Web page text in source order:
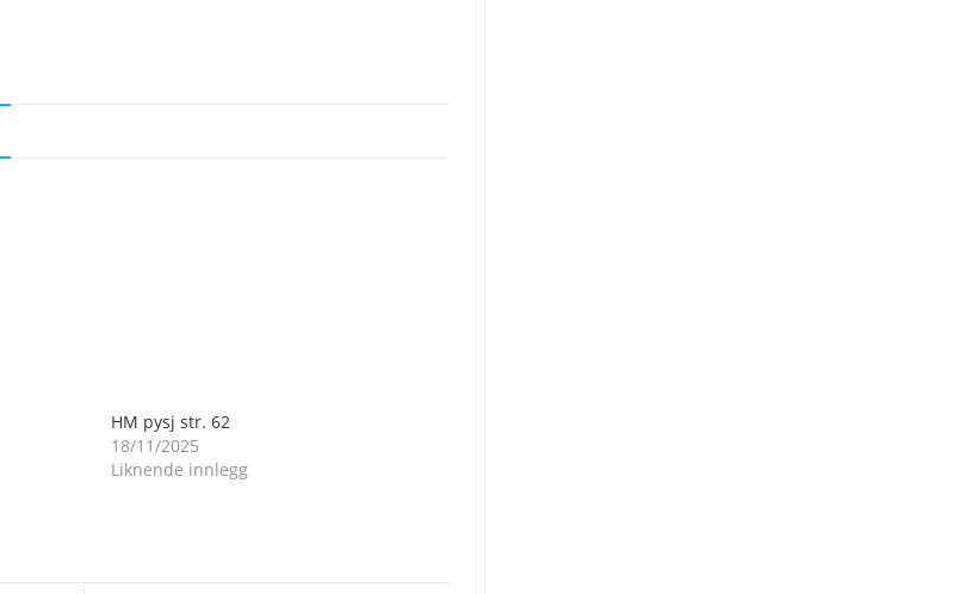
HM pysj str. 62
18/11/2025
Liknende innlegg